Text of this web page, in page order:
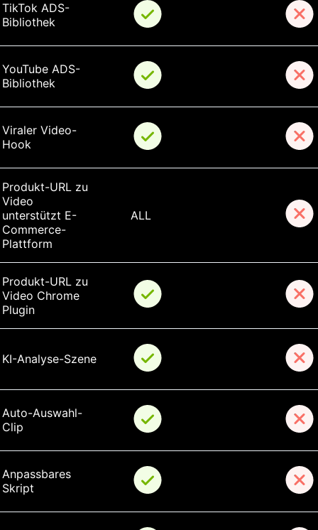
TikTok ADS-
Bibliothek
YouTube ADS-
Bibliothek
Viraler Video-
Hook
Produkt-URL zu
Video
unterstützt E-
Commerce-
Plattform
ALL
Produkt-URL zu
Video Chrome
Plugin
KI-Analyse-Szene
Auto-Auswahl-
Clip
Anpassbares
Skript